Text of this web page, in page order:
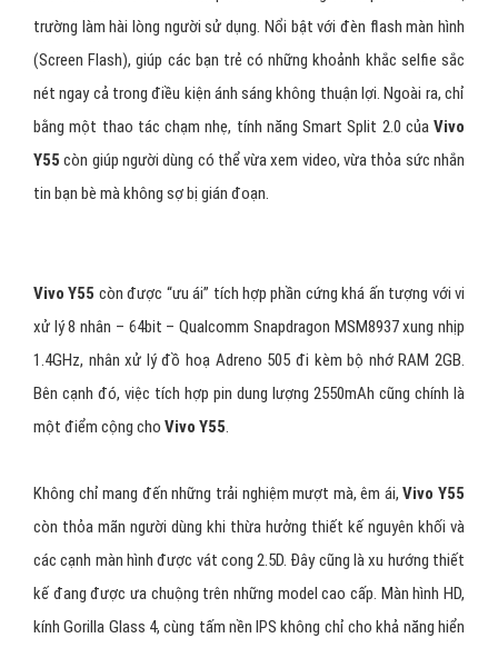
Vivo Y55 – Đẹp, phong cách, chuẩn selfie
Đáp ứng theo xu hướng thời đại, chụp hình phải thật đẹp, nét và
chất lừ thì
Vivo Y55
đã tiếp bước các dòng smartphone trên thị
trường làm hài lòng người sử dụng. Nổi bật với đèn flash màn hình
bằng một thao tác chạm nhẹ, tính năng Smart Split 2.0 của
Y55
còn giúp người dùng có thể vừa xem video, vừa thỏa sức nhắn
tin bạn bè mà không sợ bị gián đoạn.
xử lý 8 nhân – 64bit – Qualcomm Snapdragon MSM8937 xung nhịp
1.4GHz, nhân xử lý đồ hoạ Adreno 505 đi kèm bộ nhớ RAM 2GB.
Bên cạnh đó, việc tích hợp pin dung lượng 2550mAh cũng chính là
một điểm cộng cho
Vivo Y55